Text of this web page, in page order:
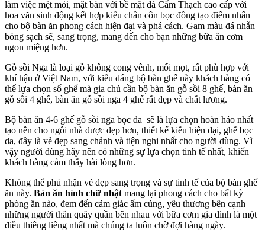
làm việc mệt mỏi, mặt bàn với bề mặt đá Cẩm Thạch cao cấp với
hoa văn sinh động kết hợp kiểu chân côn bọc đồng tạo điểm nhấn
cho bộ bàn ăn phong cách hiện đại và phá cách. Gam màu đá nhẵn
bóng sạch sẽ, sang trọng, mang đến cho bạn những bữa ăn cơm
ngon miệng hơn.
Gỗ sồi Nga là loại gỗ không cong vênh, mối mọt, rất phù hợp với
khí hậu ở Việt Nam, với kiểu dáng bộ bàn ghế này khách hàng có
thể lựa chọn số ghế mà gia chủ cần bộ bàn ăn gỗ sồi 8 ghế, bàn ăn
gỗ sồi 4 ghế, bàn ăn gỗ sồi nga 4 ghế rất đẹp và chất lương.
Bộ bàn ăn 4-6 ghế gỗ sồi nga bọc da sẽ là lựa chọn hoàn hảo nhất
tạo nên cho ngôi nhà được đẹp hơn, thiết kế kiểu hiện đại, ghế bọc
da, đây là vẻ đẹp sang chảnh và tiện nghi nhất cho người dùng. Vì
vậy người dùng hãy nên có những sự lựa chọn tinh tế nhất, khiến
khách hàng cảm thấy hài lòng hơn.
Không thể phủ nhận vẻ đẹp sang trọng và sự tinh tế của bộ bàn ghế
ăn này. Bàn ăn hình chữ nhật mang lại phong cách cho bất kỳ
phòng ăn nào, đem đến cảm giác ấm cúng, yêu thương bên cạnh
những người thân quây quần bên nhau với bữa cơm gia đình là một
điều thiêng liêng nhất mà chúng ta luôn chờ đợi hàng ngày.